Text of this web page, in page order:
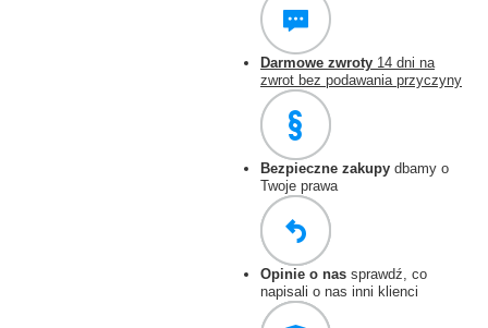
Darmowe zwroty 14 dni na
zwrot bez podawania przyczyny
Bezpieczne zakupy dbamy o
Twoje prawa
Opinie o nas sprawdź, co
napisali o nas inni klienci